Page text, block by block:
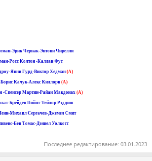
Эрик Чернак-Энтони Чирелли
Росс Колтон -Каллан Фут
Янни Гурд-Виктор Хедман (A)
Качук-Алекс Киллорн(A)
-Спенсер Мартин-Райан Макдонах (A)
Брейден Пойнт-Тейлор Рэддиш
Михаил Сергачев-Джемел Смит
Бен Томас-Дэниел Уолкотт
Последнее редактирование: 03.01.2023